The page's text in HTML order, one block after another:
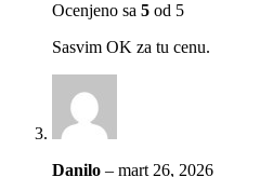
Ocenjeno sa 5 od 5
Sasvim OK za tu cenu.
Danilo – mart 26, 2026